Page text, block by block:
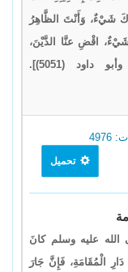
شَيْءٌ، وَأَنْتَ الظَّاهِرُ
اقْضِ عنَّا الدَّيْنَ،
تحميل
عليه وسلم كانَ
الْمُقَامَةِ، فَإِنَّ جَارَ